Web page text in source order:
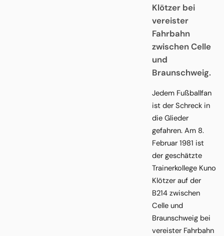
Klötzer bei
vereister
Fahrbahn
zwischen Celle
und
Braunschweig.
Jedem Fußballfan
ist der Schreck in
die Glieder
gefahren. Am 8.
Februar 1981 ist
der geschätzte
Trainerkollege Kuno
Klötzer auf der
B214 zwischen
Celle und
Braunschweig bei
vereister Fahrbahn